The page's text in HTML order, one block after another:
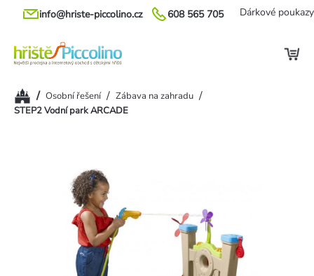
Přejít
608 565 705
info@hriste-piccolino.cz Dárkové poukazy
Domů/ Osobní řešení / Zábava na zahradu /
STEP2 Vodní park ARCADE